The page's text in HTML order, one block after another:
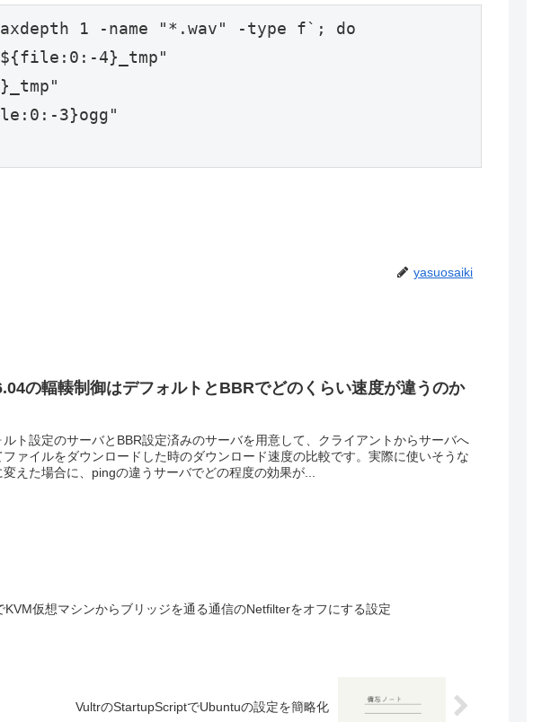
1 -name "*.wav" -type f`; do
4}_tmp"
3}ogg"
yasuosaiki
の輻輳制御はデフォルトとBBRでどのくらい速度が違うのか
ト設定のサーバとBBR設定済みのサーバを用意して、クライアントからサーバへ
ファイルをダウンロードした時のダウンロード速度の比較です。実際に使いそうな
えた場合に、pingの違うサーバでどの程度の効果が...
KVM仮想マシンからブリッジを通る通信のNetfilterをオフにする設定
VultrのStartupScriptでUbuntuの設定を簡略化